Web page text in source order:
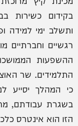
בקידום כשירות
ותשלב ימי למידה
רגשיים וחברתיים
ההשפעות
התלמידים. שר
כי המהלך יסייע
בשגרת עבודתם,
הזו הוא אינטרס